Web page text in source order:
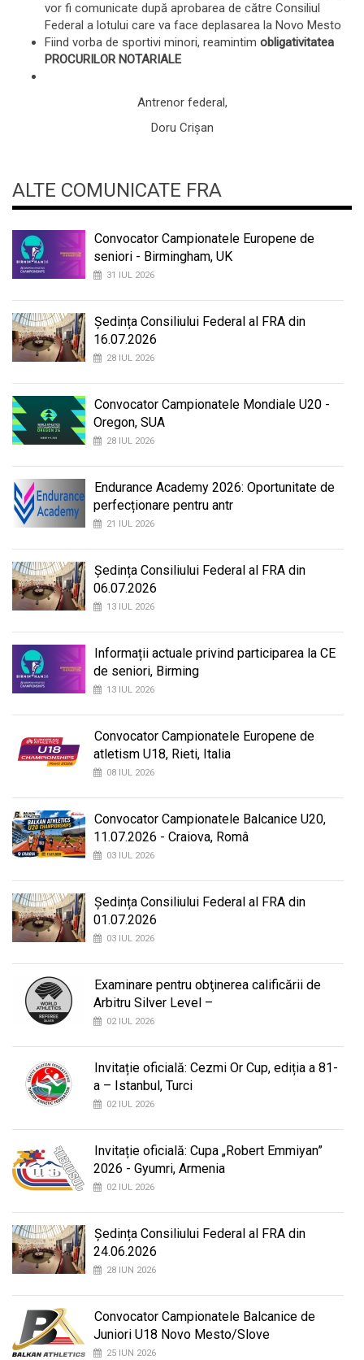
vor fi comunicate după aprobarea de către Consiliul
Federal a lotului care va face deplasarea la Novo Mesto
Fiind vorba de sportivi minori, reamintim obligativitatea
PROCURILOR NOTARIALE
Antrenor federal,
Doru Crișan
ALTE COMUNICATE FRA
Convocator Campionatele Europene de
seniori - Birmingham, UK
31 IUL 2026
Ședința Consiliului Federal al FRA din
16.07.2026
28 IUL 2026
Convocator Campionatele Mondiale U20 -
Oregon, SUA
28 IUL 2026
Endurance Academy 2026: Oportunitate de
perfecționare pentru antr
21 IUL 2026
Ședința Consiliului Federal al FRA din
06.07.2026
13 IUL 2026
Informații actuale privind participarea la CE
de seniori, Birming
13 IUL 2026
Convocator Campionatele Europene de
atletism U18, Rieti, Italia
08 IUL 2026
Convocator Campionatele Balcanice U20,
11.07.2026 - Craiova, Româ
03 IUL 2026
Ședința Consiliului Federal al FRA din
01.07.2026
03 IUL 2026
Examinare pentru obţinerea calificării de
Arbitru Silver Level –
02 IUL 2026
Invitație oficială: Cezmi Or Cup, ediția a 81-
a – Istanbul, Turci
02 IUL 2026
Invitație oficială: Cupa „Robert Emmiyan”
2026 - Gyumri, Armenia
02 IUL 2026
Ședința Consiliului Federal al FRA din
24.06.2026
28 IUN 2026
Convocator Campionatele Balcanice de
Juniori U18 Novo Mesto/Slove
25 IUN 2026